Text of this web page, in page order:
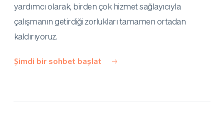
yardımcı olarak, birden çok hizmet sağlayıcıyla
çalışmanın getirdiği zorlukları tamamen ortadan
kaldırıyoruz.
Şimdi bir sohbet başlat